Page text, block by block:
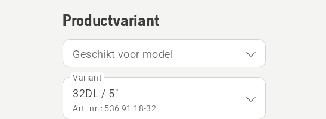
Productvariant
Geschikt voor model
Variant
32DL / 5"
Art. nr.: 536 91 18‑32